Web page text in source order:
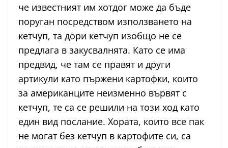
че известният им хотдог може да бъде
поруган посредством използването на
кетчуп, та дори кетчуп изобщо не се
предлага в закусвалнята. Като се има
предвид, че там се правят и други
артикули като пържени картофки, които
за американците неизменно вървят с
кетчуп, те са се решили на този ход като
един вид послание. Хората, които все пак
не могат без кетчуп в картофите си, са